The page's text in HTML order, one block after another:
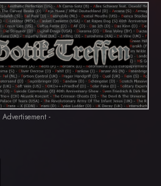
Advertisement -